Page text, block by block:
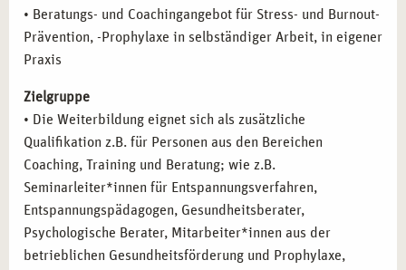
• Beratungs- und Coachingangebot für Stress- und Burnout-
Prävention, -Prophylaxe in selbständiger Arbeit, in eigener
Praxis
Zielgruppe
• Die Weiterbildung eignet sich als zusätzliche
Qualifikation z.B. für Personen aus den Bereichen
Coaching, Training und Beratung; wie z.B.
Seminarleiter*innen für Entspannungsverfahren,
Entspannungspädagogen, Gesundheitsberater,
Psychologische Berater, Mitarbeiter*innen aus der
betrieblichen Gesundheitsförderung und Prophylaxe,